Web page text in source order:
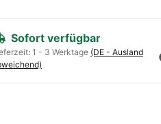
Sofort verfügbar
1 - 3 Werktage (DE - Ausland